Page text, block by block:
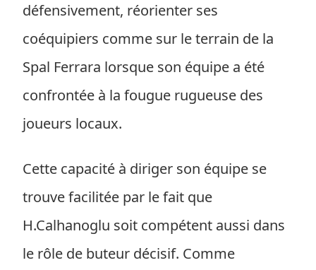
défensivement, réorienter ses
coéquipiers comme sur le terrain de la
Spal Ferrara lorsque son équipe a été
confrontée à la fougue rugueuse des
joueurs locaux.
Cette capacité à diriger son équipe se
trouve facilitée par le fait que
H.Calhanoglu soit compétent aussi dans
le rôle de buteur décisif. Comme